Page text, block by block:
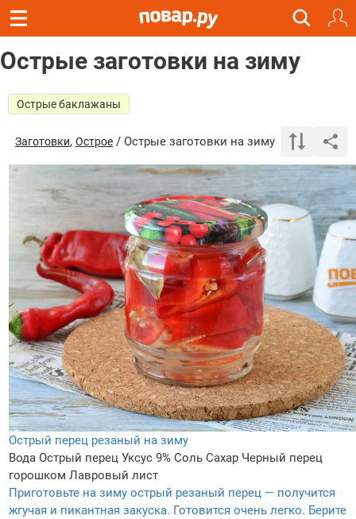
Острые заготовки на зиму
Острые баклажаны
Заготовки, Острое / Острые заготовки на зиму
Острый перец резаный на зиму
Вода Острый перец Уксус 9% Соль Сахар Черный перец
горошком Лавровый лист
Приготовьте на зиму острый резаный перец — получится
жгучая и пикантная закуска. Готовится очень легко. Берите